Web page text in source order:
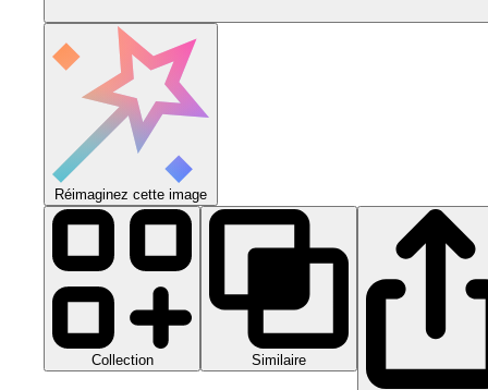
Réimaginez cette image
Collection Similaire